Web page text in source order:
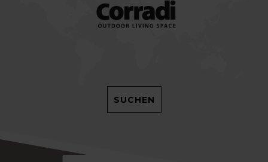
SUCHEN